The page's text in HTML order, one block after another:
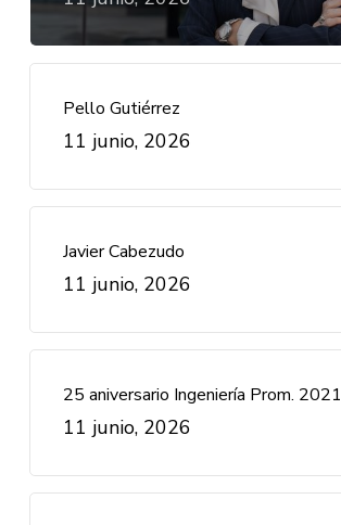
Pello Gutiérrez
11 junio, 2026
Javier Cabezudo
11 junio, 2026
25 aniversario Ingeniería Prom. 2021
11 junio, 2026